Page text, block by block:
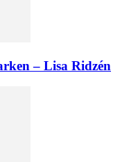
– Lisa Ridzén